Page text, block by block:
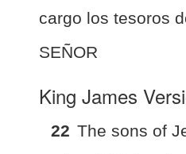
cargo los tesoros
SEÑOR
King James
22 The sons of